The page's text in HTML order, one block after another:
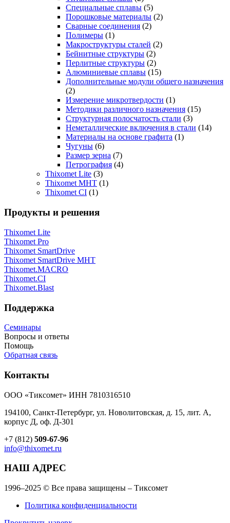
Специальные сплавы (5)
Порошковые материалы (2)
Сварные соединения (2)
Полимеры (1)
Макроструктуры сталей (2)
Бейнитные структуры (2)
Перлитные структуры (2)
Алюминиевые сплавы (15)
Дополнительные модули общего назначения
(2)
Измерение микротвердости (1)
Методики различного назначения (15)
Структурная полосчатость стали (3)
Неметаллические включения в стали (14)
Материалы на основе графита (1)
Чугуны (6)
Размер зерна (7)
Петрография (4)
Thixomet Lite (3)
Thixomet MHT (1)
Thixomet CI (1)
Продукты и решения
Thixomet Lite
Thixomet Pro
Thixomet SmartDrive
Thixomet SmartDrive MHT
Thixomet.MACRO
Thixomet.CI
Thixomet.Blast
Поддержка
Семинары
Вопросы и ответы
Помощь
Обратная связь
Контакты
ООО «Тиксомет» ИНН 7810316510
194100, Санкт-Петербург, ул. Новолитовская, д. 15, лит. А,
корпус Д, оф. Д-301
+7 (812) 509-67-96
info@thixomet.ru
НАШ АДРЕС
1996–2025 © Все права защищены – Тиксомет
Политика конфиденциальности